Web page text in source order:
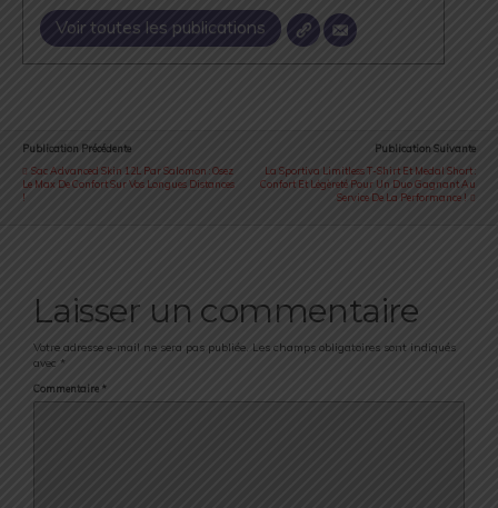
Voir toutes les publications
Publication Précédente
Sac Advanced Skin 12L Par Salomon : Osez
Le Max De Confort Sur Vos Longues Distances
!
Publication Suivante
La Sportiva Limitless T-Shirt Et Medal Short :
Confort Et Légèreté Pour Un Duo Gagnant Au
Service De La Performance !
Laisser un commentaire
Votre adresse e-mail ne sera pas publiée. Les champs obligatoires sont indiqués
avec *
Commentaire *